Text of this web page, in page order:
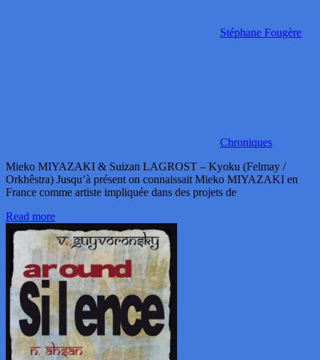
Stéphane Fougère
Chroniques
Mieko MIYAZAKI & Suizan LAGROST – Kyoku (Felmay /
Orkhêstra) Jusqu’à présent on connaissait Mieko MIYAZAKI en
France comme artiste impliquée dans des projets de
Read more